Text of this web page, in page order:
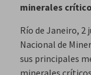
minerales
Río de Janeiro, 2
Nacional de
sus principales